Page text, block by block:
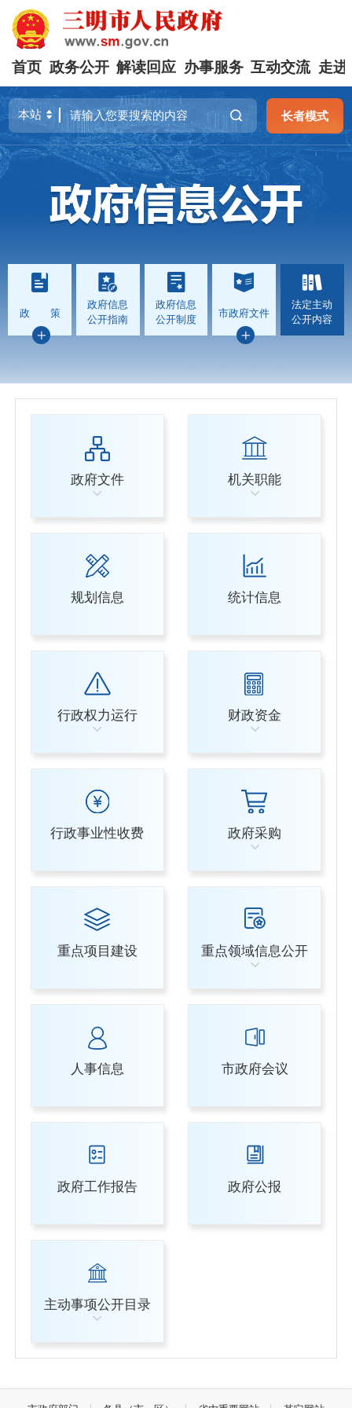
首页 政务公开 解读回应 办事服务 互动交流 走进
长者模式
政 策
政府信息
公开指南
政府信息
公开制度
市政府文件
法定主动
公开内容
政府文件 机关职能
规划信息 统计信息
行政权力运行 财政资金
行政事业性收费 政府采购
重点项目建设 重点领域信息公开
人事信息 市政府会议
政府工作报告 政府公报
主动事项公开目录